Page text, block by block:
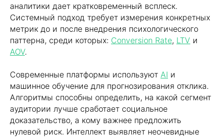
аналитики дает кратковременный всплеск.
Системный подход требует измерения конкретных
метрик до и после внедрения психологического
паттерна, среди которых: Conversion Rate, LTV и
AOV.
Современные платформы используют AI и
машинное обучение для прогнозирования отклика.
Алгоритмы способны определить, на какой сегмент
аудитории лучше сработает социальное
доказательство, а кому важнее предложить
нулевой риск. Интеллект выявляет неочевидные